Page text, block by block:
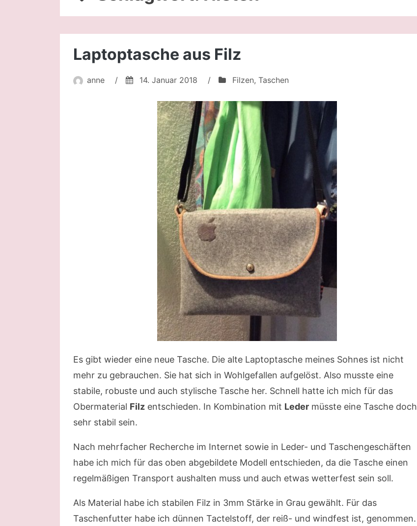
Laptoptasche aus Filz
anne / 14. Januar 2018 / Filzen, Taschen
Es gibt wieder eine neue Tasche. Die alte Laptoptasche meines Sohnes ist nicht
mehr zu gebrauchen. Sie hat sich in Wohlgefallen aufgelöst. Also musste eine
stabile, robuste und auch stylische Tasche her. Schnell hatte ich mich für das
Obermaterial Filz entschieden. In Kombination mit Leder müsste eine Tasche doch
sehr stabil sein.
Nach mehrfacher Recherche im Internet sowie in Leder- und Taschengeschäften
habe ich mich für das oben abgebildete Modell entschieden, da die Tasche einen
regelmäßigen Transport aushalten muss und auch etwas wetterfest sein soll.
Als Material habe ich stabilen Filz in 3mm Stärke in Grau gewählt. Für das
Taschenfutter habe ich dünnen Tactelstoff, der reiß- und windfest ist, genommen.